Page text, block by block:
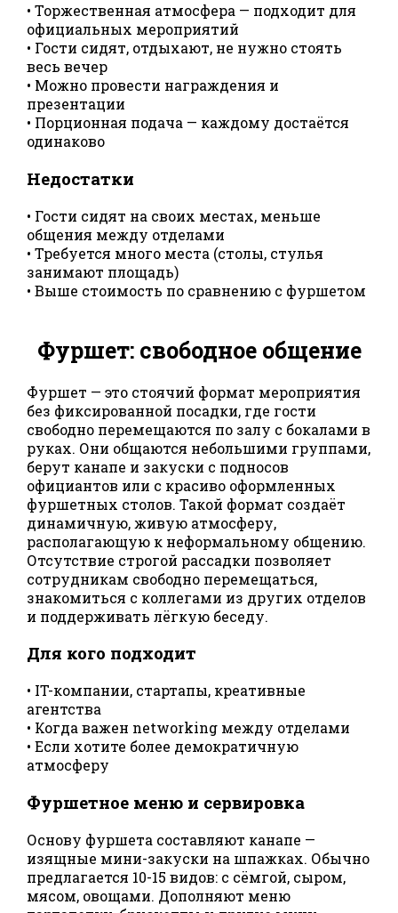
• Торжественная атмосфера — подходит для
официальных мероприятий
• Гости сидят, отдыхают, не нужно стоять
весь вечер
• Можно провести награждения и
презентации
• Порционная подача — каждому достаётся
одинаково
Недостатки
• Гости сидят на своих местах, меньше
общения между отделами
• Требуется много места (столы, стулья
занимают площадь)
• Выше стоимость по сравнению с фуршетом
Фуршет: свободное общение
Фуршет — это стоячий формат мероприятия
без фиксированной посадки, где гости
свободно перемещаются по залу с бокалами в
руках. Они общаются небольшими группами,
берут канапе и закуски с подносов
официантов или с красиво оформленных
фуршетных столов. Такой формат создаёт
динамичную, живую атмосферу,
располагающую к неформальному общению.
Отсутствие строгой рассадки позволяет
сотрудникам свободно перемещаться,
знакомиться с коллегами из других отделов
и поддерживать лёгкую беседу.
Для кого подходит
• IT-компании, стартапы, креативные
агентства
• Когда важен networking между отделами
• Если хотите более демократичную
атмосферу
Фуршетное меню и сервировка
Основу фуршета составляют канапе —
изящные мини-закуски на шпажках. Обычно
предлагается 10-15 видов: с сёмгой, сыром,
мясом, овощами. Дополняют меню